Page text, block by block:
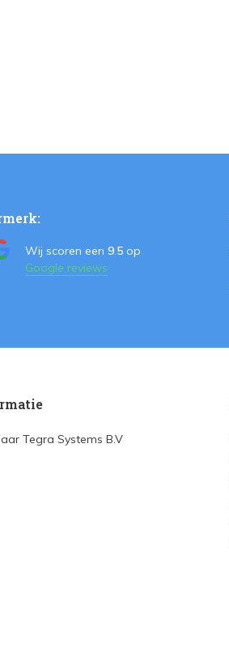
Wij scoren een 9.5 op
Google reviews
Tegra Systems B.V